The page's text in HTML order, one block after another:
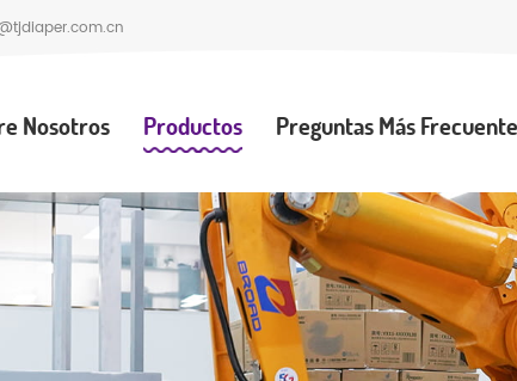
Nosotros Productos Preguntas Más